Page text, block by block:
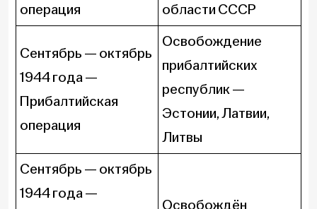
операция
области СССР
Сентябрь — октябрь
1944 года —
Прибалтийская
операция
Освобождение
прибалтийских
республик —
Эстонии, Латвии,
Литвы
Сентябрь — октябрь
1944 года —
Освобождён